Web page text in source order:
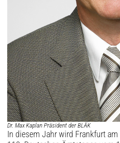
Dr. Max Kaplan Präsident der BLÄK
In diesem Jahr wird Frankfurt